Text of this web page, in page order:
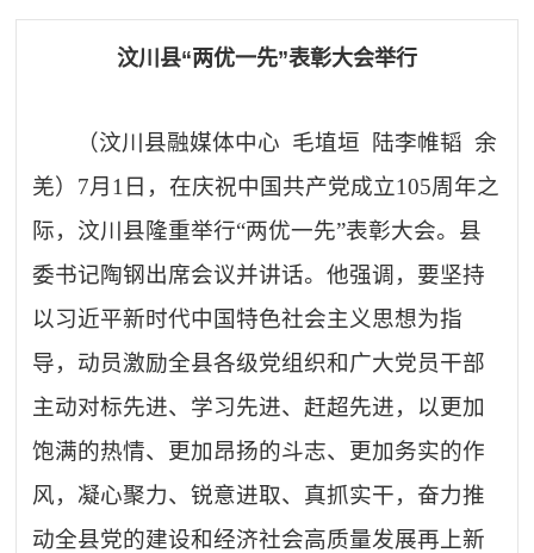
汶川县“两优一先”表彰大会举行
（汶川县融媒体中心 毛埴垣 陆李帷韬 余
羌） 7月1日，在庆祝中国共产党成立105周年之
际，汶川县隆重举行“两优一先”表彰大会。县
委书记陶钢出席会议并讲话。他强调，要坚持
以习近平新时代中国特色社会主义思想为指
导，动员激励全县各级党组织和广大党员干部
主动对标先进、学习先进、赶超先进，以更加
饱满的热情、更加昂扬的斗志、更加务实的作
风，凝心聚力、锐意进取、真抓实干，奋力推
动全县党的建设和经济社会高质量发展再上新